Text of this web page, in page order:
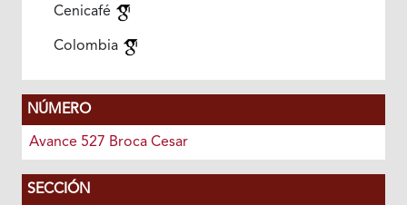
Cenicafé
Colombia
NÚMERO
Avance 527 Broca Cesar
SECCIÓN